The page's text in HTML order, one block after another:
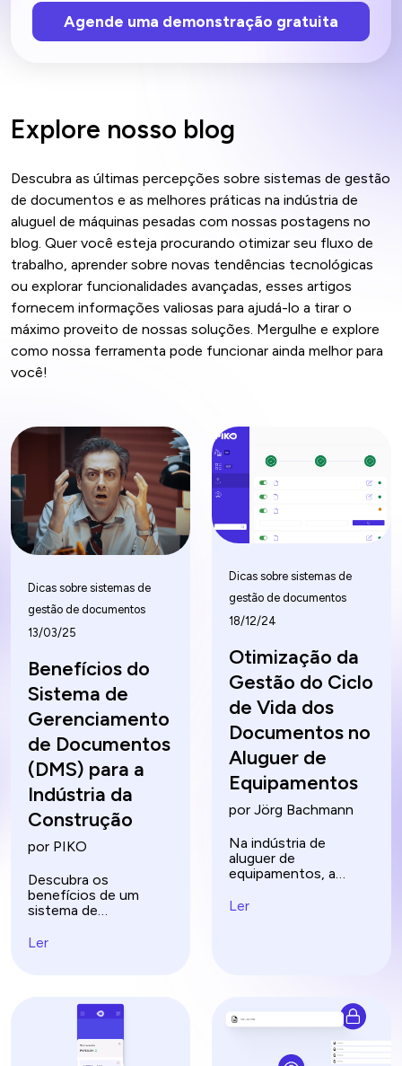
Agende uma demonstração gratuita
Explore nosso blog
Descubra as últimas percepções sobre sistemas de gestão
de documentos e as melhores práticas na indústria de
aluguel de máquinas pesadas com nossas postagens no
blog. Quer você esteja procurando otimizar seu fluxo de
trabalho, aprender sobre novas tendências tecnológicas
ou explorar funcionalidades avançadas, esses artigos
fornecem informações valiosas para ajudá-lo a tirar o
máximo proveito de nossas soluções. Mergulhe e explore
como nossa ferramenta pode funcionar ainda melhor para
você!
Dicas sobre sistemas de
gestão de documentos
13/03/25
Benefícios do
Sistema de
Gerenciamento
de Documentos
(DMS) para a
Indústria da
Construção
por PIKO
Descubra os
benefícios de um
sistema de
documentos (DMS)
trabalho, melhore a
colaboração e
com software
Ler
Dicas sobre sistemas de
gestão de documentos
18/12/24
Otimização da
Gestão do Ciclo
de Vida dos
Documentos no
Aluguer de
Equipamentos
por Jörg Bachmann
Na indústria de
aluguer de
equipamentos, a
de vida dos
eficiência. Ao
compreender as
etapas do ciclo de
Ler